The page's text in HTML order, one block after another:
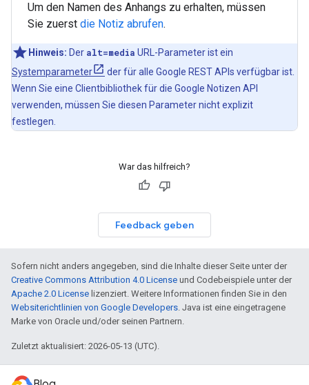
Um den Namen des Anhangs zu erhalten, müssen
Sie zuerst die Notiz abrufen.
Hinweis: Der alt=media URL-Parameter ist ein
Systemparameter
der für alle Google REST APIs verfügbar ist.
Wenn Sie eine Clientbibliothek für die Google Notizen API
verwenden, müssen Sie diesen Parameter nicht explizit
festlegen.
War das hilfreich?
Feedback geben
Sofern nicht anders angegeben, sind die Inhalte dieser Seite unter der
Creative Commons Attribution 4.0 License und Codebeispiele unter der
Apache 2.0 License lizenziert. Weitere Informationen finden Sie in den
Websiterichtlinien von Google Developers. Java ist eine eingetragene
Marke von Oracle und/oder seinen Partnern.
Zuletzt aktualisiert: 2026-05-13 (UTC).